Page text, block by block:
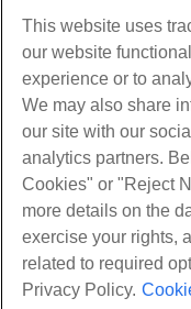
Producten
Web hosting
Zakelijke hosting
White Label-
Beheerde Linux VPS
Diensten
Website-migraties
Gemeenschap
Productdocumentatie
Tutorials
Bedrijf
Over ons
This website uses
our website
experience or to
We may also share
our site with our
analytics partners.
Cookies" or "Reject
more details on the
exercise your rights,
related to required
Privacy Policy.